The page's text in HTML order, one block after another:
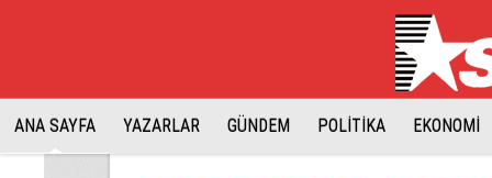
ANA SAYFA YAZARLAR GÜNDEM POLİTİKA EKONOMİ